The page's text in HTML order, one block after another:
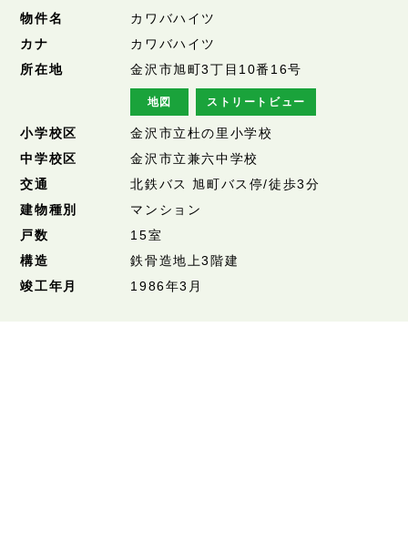
物件名
カワバハイツ
カナ
カワバハイツ
所在地
金沢市旭町3丁目10番16号
地図 ストリートビュー
小学校区
金沢市立杜の里小学校
中学校区
金沢市立兼六中学校
交通
北鉄バス 旭町バス停/徒歩3分
建物種別
マンション
戸数
15室
構造
鉄骨造地上3階建
竣工年月
1986年3月